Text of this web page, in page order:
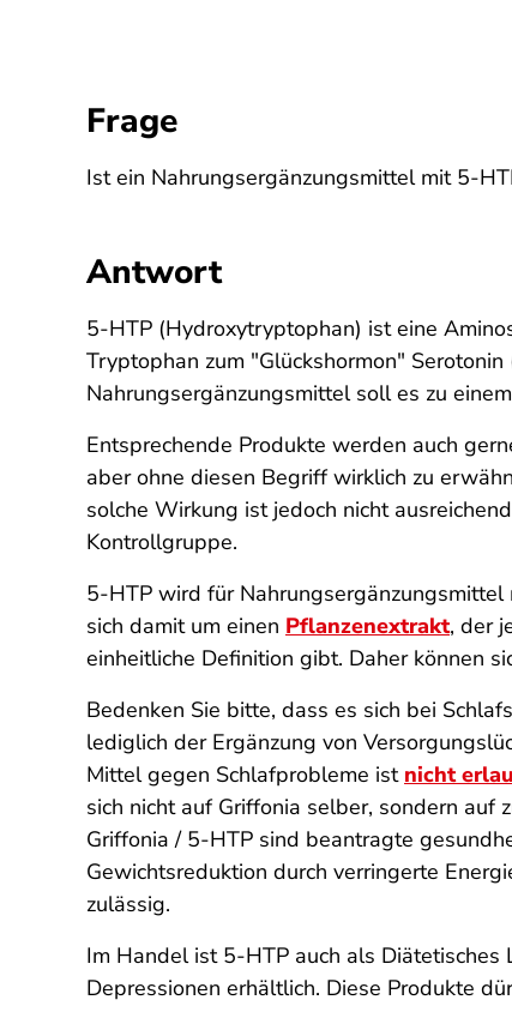
Frage
Ist ein Nahrungsergänzungsmittel mit 5-
Antwort
5-HTP (Hydroxytryptophan) ist eine
Tryptophan zum "Glückshormon"
Nahrungsergänzungsmittel soll es zu
Entsprechende Produkte werden auch
aber ohne diesen Begriff wirklich zu
solche Wirkung ist jedoch nicht
Kontrollgruppe.
5-HTP wird für
sich damit um einen Pflanzenextrakt, der
einheitliche Definition gibt. Daher können
Bedenken Sie bitte, dass es sich bei
lediglich der Ergänzung von
Mittel gegen Schlafprobleme ist nicht
sich nicht auf Griffonia selber, sondern auf
Griffonia / 5-HTP sind beantragte
Gewichtsreduktion durch verringerte
zulässig.
Im Handel ist 5-HTP auch als
Depressionen erhältlich. Diese Produkte